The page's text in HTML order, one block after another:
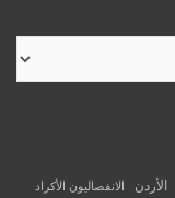
الأردن الانفصاليون الأكراد